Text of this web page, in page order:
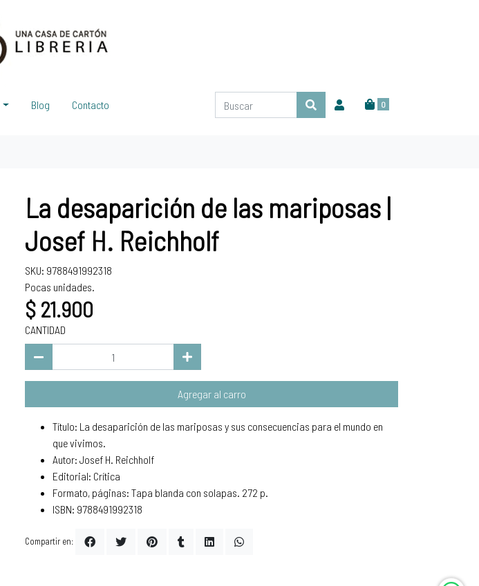
0
Blog Contacto
La desaparición de las mariposas |
Josef H. Reichholf
SKU: 9788491992318
Pocas unidades.
$ 21.900
CANTIDAD
Agregar al carro
Título: La desaparición de las mariposas y sus consecuencias para el mundo en
que vivimos.
Autor: Josef H. Reichholf
Editorial: Crítica
Formato, páginas: Tapa blanda con solapas. 272 p.
ISBN: 9788491992318
Compartir en: